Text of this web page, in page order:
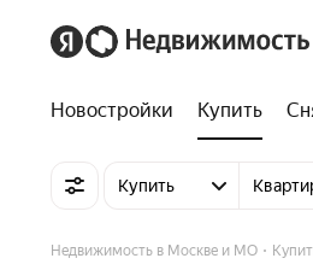
Новостройки Купить
Купить
Недвижимость в Москве и МО